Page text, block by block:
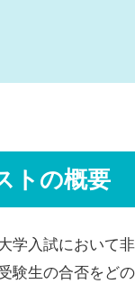
トの概要
学入試において
験生の合否をど